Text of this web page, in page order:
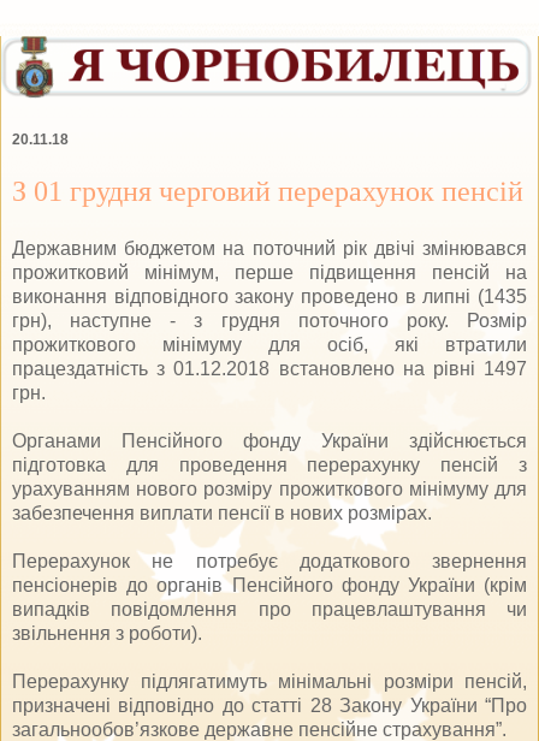
20.11.18
З 01 грудня черговий перерахунок пенсій
Державним бюджетом на поточний рік двічі змінювався
прожитковий мінімум, перше підвищення пенсій на
виконання відповідного закону проведено в липні (1435
грн), наступне - з грудня поточного року. Розмір
прожиткового мінімуму для осіб, які втратили
працездатність з 01.12.2018 встановлено на рівні 1497
грн.
Органами Пенсійного фонду України здійснюється
підготовка для проведення перерахунку пенсій з
урахуванням нового розміру прожиткового мінімуму для
забезпечення виплати пенсії в нових розмірах.
Перерахунок не потребує додаткового звернення
пенсіонерів до органів Пенсійного фонду України (крім
випадків повідомлення про працевлаштування чи
звільнення з роботи).
Перерахунку підлягатимуть мінімальні розміри пенсій,
призначені відповідно до статті 28 Закону України “Про
загальнообов’язкове державне пенсійне страхування”.